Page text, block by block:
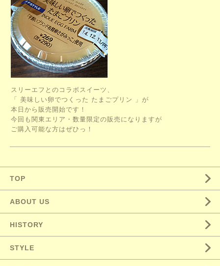
スリーエフとのコラボスイーツ、
「 美味しい卵でつくった たまごプリン 」が
本日から販売開始です！
今回も関東エリア・数量限定の販売になりますが
ご購入可能な方はぜひっ！
TOP
ABOUT US
HISTORY
STYLE